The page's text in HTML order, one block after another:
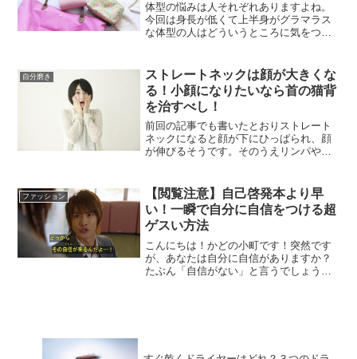
体型の悩みは人それぞれありますよね。
今回は身長が低くて上半身がグラマラス
な体型の人はどういうところに気をつけ
ます！後半に画像つきでアイテムの説明
をしますのでお楽しみに♡
自分磨き
ストレートネックは顔が大きくな
る！小顔になりたいなら首の猫背
を治すべし！
前回の記事でも書いたとおりストレート
ネックになると顔が下にひっぱられ、顔
が伸びるそうです。そのうえリンパや血
矯正する方法を調べてみました。
ファッション
【閲覧注意】自己啓発本より早
い！一瞬で自分に自信をつける超
ゲスい方法
こんにちは！かどの小町です！突然です
が、あなたは自分に自信がありますか？
たぶん「自信がない」と言うでしょう本